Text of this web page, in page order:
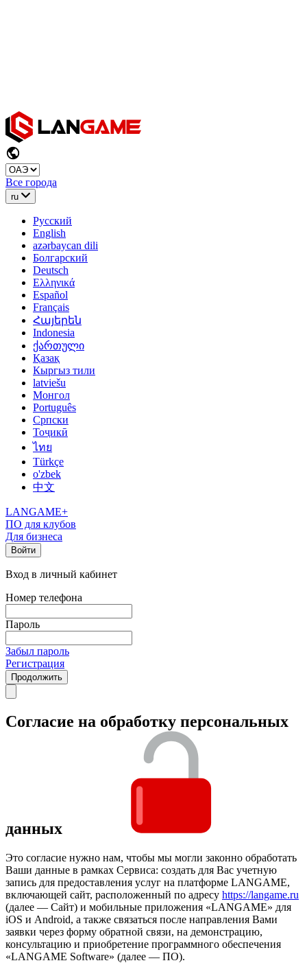
Все города
ru
Русский
English
azərbaycan dili
Болгарский
Deutsch
Ελληνικά
Español
Français
Հայերեն
Indonesia
ქართული
Қазақ
Кыргыз тили
latviešu
Монгол
Português
Српски
Тоҷикӣ
ไทย
Türkçe
o'zbek
中文
LANGAME+
ПО для клубов
Для бизнеса
Войти
Вход в личный кабинет
Номер телефона
Пароль
Забыл пароль
Регистрация
Продолжить
Согласие на обработку персональных
данных
Это согласие нужно нам, чтобы мы могли законно обработать
Ваши данные в рамках Сервиса: создать для Вас учетную
запись для предоставления услуг на платформе LANGAME,
включающей сайт, расположенный по адресу https://langame.ru
(далее — Сайт) и мобильные приложения «LANGAME» для
iOS и Android, а также связаться после направления Вами
заявки через форму обратной связи, на демонстрацию,
консультацию и приобретение программного обеспечения
«LANGAME Software» (далее — ПО).